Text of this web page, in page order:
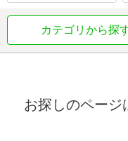
カテゴリから探
お探しのページ